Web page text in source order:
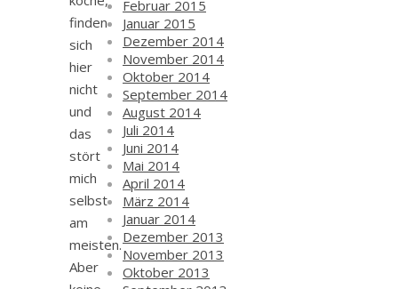
finden
sich
hier
nicht
und
das
stört
mich
selbst
am
meisten.
Aber
Februar 2015
Januar 2015
Dezember 2014
November 2014
Oktober 2014
September 2014
August 2014
Juli 2014
Juni 2014
Mai 2014
April 2014
März 2014
Januar 2014
Dezember 2013
November 2013
Oktober 2013